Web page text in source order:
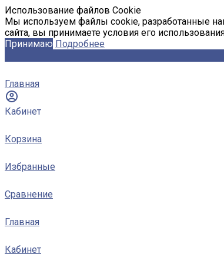
Использование файлов Cookie
Мы используем файлы cookie, разработанные
сайта, вы принимаете условия его
Принимаю Подробнее
Главная
Кабинет
Корзина
Избранные
Сравнение
Главная
Кабинет